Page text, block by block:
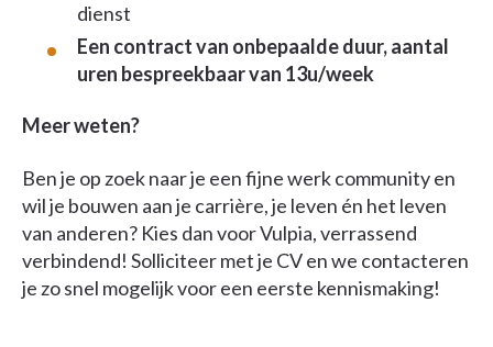
dienst
Een contract van onbepaalde duur, aantal
uren bespreekbaar van 13u/week
Meer weten?
Ben je op zoek naar je een fijne werk community en
wil je bouwen aan je carrière, je leven én het leven
van anderen? Kies dan voor Vulpia, verrassend
verbindend! Solliciteer met je CV en we contacteren
je zo snel mogelijk voor een eerste kennismaking!